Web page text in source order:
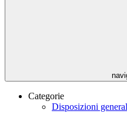
Categorie
Disposizioni